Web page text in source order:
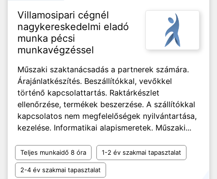
Villamosipari cégnél
nagykereskedelmi eladó
munka pécsi
munkavégzéssel
Műszaki szaktanácsadás a partnerek számára.
Árajánlatkészítés. Beszállítókkal, vevőkkel
történő kapcsolattartás. Raktárkészlet
ellenőrzése, termékek beszerzése. A szállítókkal
kapcsolatos nem megfelelőségek nyilvántartása,
kezelése. Informatikai alapismeretek. Műszaki...
Teljes munkaidő 8 óra 1-2 év szakmai tapasztalat
2-4 év szakmai tapasztalat